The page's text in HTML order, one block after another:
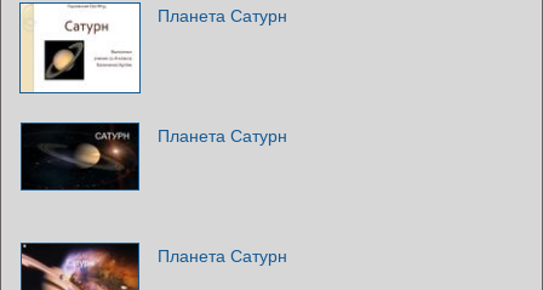
Планета Сатурн
Планета Сатурн
Планета Сатурн